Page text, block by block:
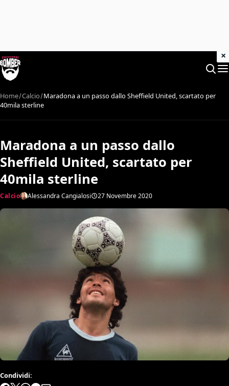
Home Calcio Maradona a un passo dallo Sheffield United, scartato per
40mila sterline
Maradona a un passo dallo
Sheffield United, scartato per
40mila sterline
Calcio Alessandra Cangialosi 27 Novembre 2020
Condividi:
×